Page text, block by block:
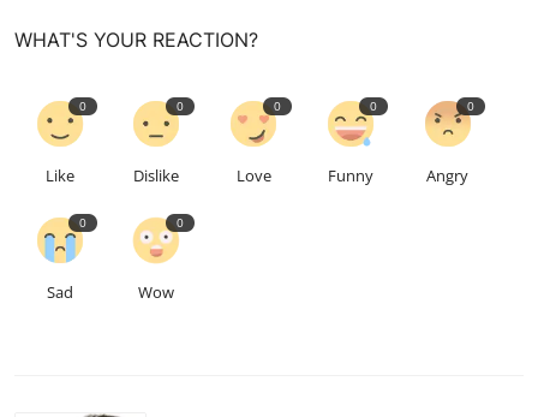
WHAT'S YOUR REACTION?
0
Like
0
Dislike
0
Love
0
Funny
0
Angry
0
Sad
0
Wow